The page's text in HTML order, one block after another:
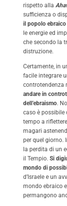
rispetto alla
sufficienza o
il popolo
le energie ed
che secondo la
distruzione.
Certamente, in
facile integrare
controtendenza
andare in
dell’ebraismo.
caso è possibile
tempo a
magari
per quel giorno.
la perdita di un
il Tempio. Si
mondo di
d’Israele e un
mondo ebraico
permangono